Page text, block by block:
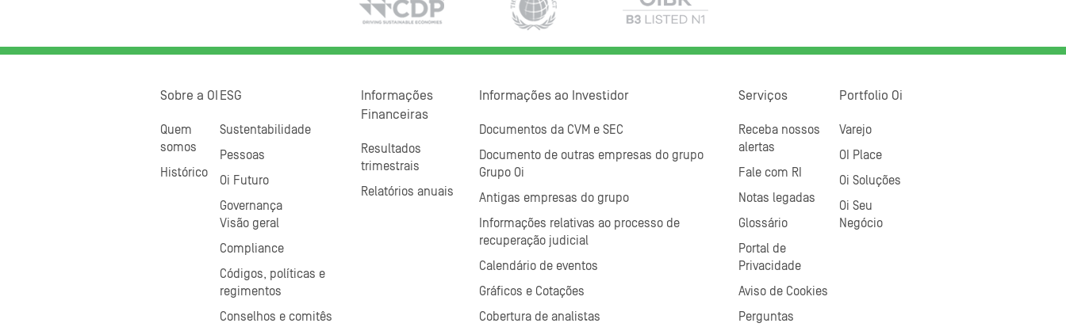
Sobre a OI
Quem
somos
Histórico
ESG
Sustentabilidade
Pessoas
Oi Futuro
Governança
Visão geral
Compliance
Códigos, políticas e
regimentos
Conselhos e comitês
Informações
Financeiras
Resultados
trimestrais
Relatórios anuais
Informações ao Investidor
Documentos da CVM e SEC
Documento de outras empresas do grupo
Grupo Oi
Antigas empresas do grupo
Informações relativas ao processo de
recuperação judicial
Calendário de eventos
Gráficos e Cotações
Cobertura de analistas
Serviços
Receba nossos
alertas
Fale com RI
Notas legadas
Glossário
Portal de
Privacidade
Aviso de Cookies
Perguntas
Portfolio Oi
Varejo
OI Place
Oi Soluções
Oi Seu
Negócio